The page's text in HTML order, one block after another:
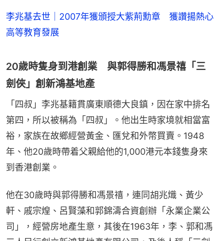
李兆基去世｜2007年獲頒授大紫荊勳章 獲讚揚熱心
高等教育發展
20歲時隻身到港創業 與郭得勝和馮景禧「三
劍俠」創新鴻基地產
「四叔」李兆基籍貫廣東順德大良鎮，因在家中排名
第四，所以被稱為「四叔」。他出生時家境就相當富
裕，家族在故鄉經營黃金、匯兌和外幣買賣。1948
年、他20歲時帶着父親給他的1,000港元本錢隻身來
到香港創業。
他在30歲時與郭得勝和馮景禧，連同胡兆熾、黃少
軒、戚宗煌、呂賢藻和郭錦濤合資創辦「永業企業公
司」，經營房地產生意，其後在1963年，李、郭和馮